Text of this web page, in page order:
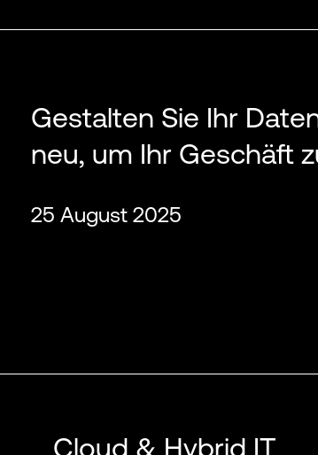
Gestalten Sie Ihr
neu, um Ihr Geschäft
25 August 2025
Cloud & Hybrid IT